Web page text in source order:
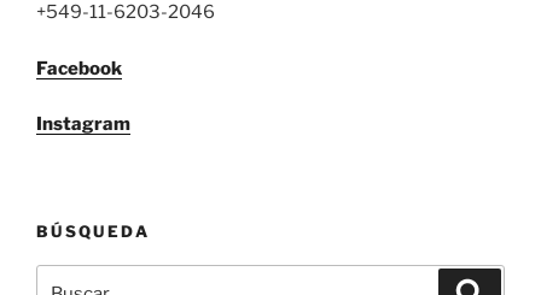
+549-11-6203-2046
Facebook
Instagram
BÚSQUEDA